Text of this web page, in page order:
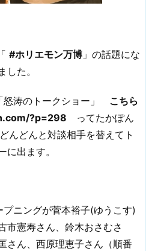
#ホリエモン万博 」の話題にな
した。
怒涛のトークショー」 こちら
?p=298 ってたかぽん
んどんと対談相手を替えてト
に出ます。
ニングが菅本裕子(ゆうこす)
市憲寿さん、鈴木おさむさ
さん、西原理恵子さん（順番